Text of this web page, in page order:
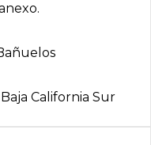
California Sur